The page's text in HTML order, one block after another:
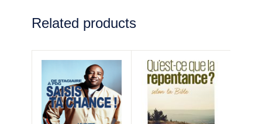
Related products